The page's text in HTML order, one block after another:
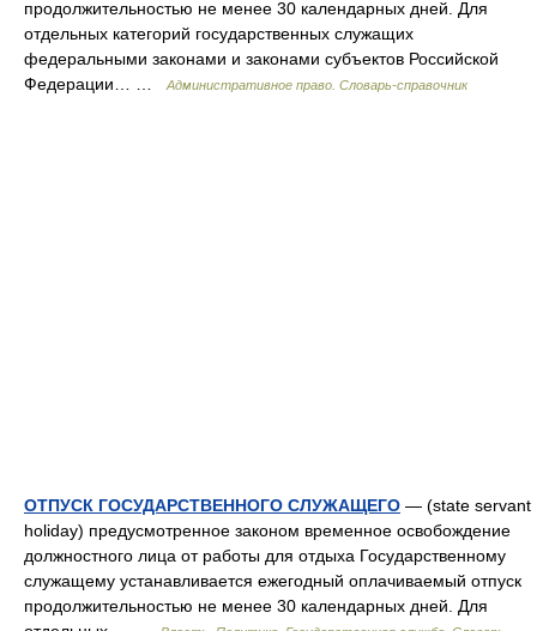
продолжительностью не менее 30 календарных дней. Для
отдельных категорий государственных служащих
федеральными законами и законами субъектов Российской
Федерации… …
Административное право. Словарь-справочник
ОТПУСК ГОСУДАРСТВЕННОГО СЛУЖАЩЕГО — (state servant
holiday) предусмотренное законом временное освобождение
должностного лица от работы для отдыха Государственному
служащему устанавливается ежегодный оплачиваемый отпуск
продолжительностью не менее 30 календарных дней. Для